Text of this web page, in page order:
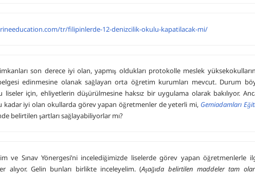
tr/filipinlerde-12-denizcilik-okulu-kapatilacak-mi/
son derece iyi olan, yapmış oldukları protokolle meslek
edinmesine olanak sağlayan orta öğretim kurumları mevcut. Durum
liseler için, ehliyetlerin düşürülmesine haksız bir uygulama olarak bakılıyor.
kadar iyi olan okullarda görev yapan öğretmenler de yeterli mi, Gemiadamları
belirtilen şartları sağlayabiliyorlar mı?
ve Sınav Yönergesi’ni incelediğimizde liselerde görev yapan öğretmenlerle
alıyor. Gelin bunları birlikte inceleyelim. (Aşağıda belirtilen maddeler tam